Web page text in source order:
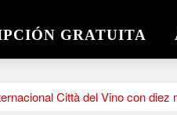
GRATUITA
Città del Vino con diez